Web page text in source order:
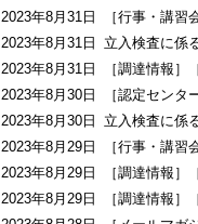
2023年8月31日 ［行事・講
2023年8月31日 立入検査に係
2023年8月31日 ［調達情報］
2023年8月30日 ［認定センタ
2023年8月30日 立入検査に係
2023年8月29日 ［行事・講
2023年8月29日 ［調達情報］
2023年8月29日 ［調達情報］